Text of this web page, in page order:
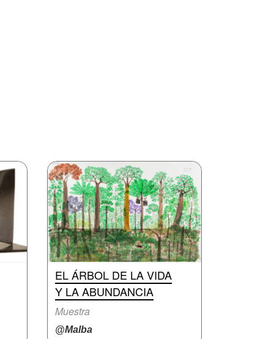
EL ÁRBOL DE LA VIDA
Y LA ABUNDANCIA
Muestra
@Malba